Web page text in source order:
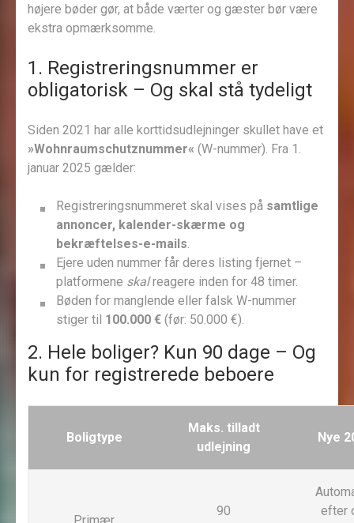
højere bøder gør, at både værter og gæster bør være
ekstra opmærksomme.
1. Registreringsnummer er
obligatorisk – Og skal stå tydeligt
Siden 2021 har alle korttidsudlejninger skullet have et
»Wohnraumschutznummer« (W-nummer). Fra 1.
januar 2025 gælder:
Registreringsnummeret skal vises på samtlige
annoncer, kalender-skærme og
bekræftelses-e-mails
Ejere uden nummer får deres listing fjernet –
platformene skalreagere inden for 48 timer.
Bøden for manglende eller falsk W-nummer
stiger til 100.000 € (før: 50.000 €).
2. Hele boliger? Kun 90 dage – Og
kun for registrerede beboere
Boligtype
Maks. tilladt
udlejning
Nye
90
efter